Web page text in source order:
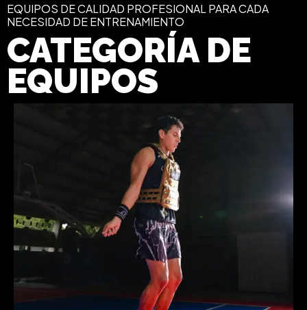
EQUIPOS DE CALIDAD PROFESIONAL PARA CADA
NECESIDAD DE ENTRENAMIENTO
CATEGORÍA DE
EQUIPOS